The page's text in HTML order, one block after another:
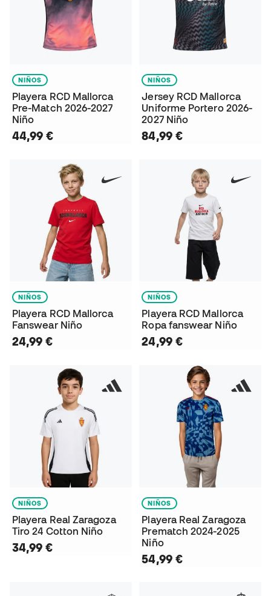
NIÑOS
Playera RCD Mallorca
Pre-Match 2026-2027
Niño
44,99 €
NIÑOS
Jersey RCD Mallorca
Uniforme Portero 2026-
2027 Niño
84,99 €
NIÑOS
Playera RCD Mallorca
Fanswear Niño
24,99 €
NIÑOS
Playera RCD Mallorca
Ropa fanswear Niño
24,99 €
NIÑOS
Playera Real Zaragoza
Tiro 24 Cotton Niño
34,99 €
NIÑOS
Playera Real Zaragoza
Prematch 2024-2025
Niño
54,99 €